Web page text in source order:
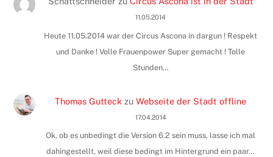
11.05.2014
Heute 11.05.2014 war der Circus Ascona in dargun ! Respekt
und Danke ! Volle Frauenpower Super gemacht ! Tolle
Stunden…
Thomas Gutteck zuWebseite der Stadt offline
17.04.2014
Ok, ob es unbedingt die Version 6.2 sein muss, lasse ich mal
dahingestellt, weil diese bedingt im Hintergrund ein paar…